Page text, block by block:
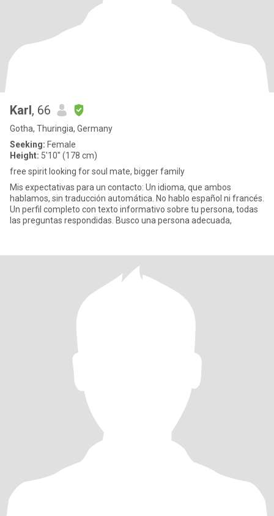
Karl, 66
Gotha, Thuringia, Germany
Seeking: Female
Height: 5'10" (178 cm)
free spirit looking for soul mate, bigger family
Mis expectativas para un contacto: Un idioma, que ambos
hablamos, sin traducción automática. No hablo español ni francés.
Un perfil completo con texto informativo sobre tu persona, todas
las preguntas respondidas. Busco una persona adecuada,